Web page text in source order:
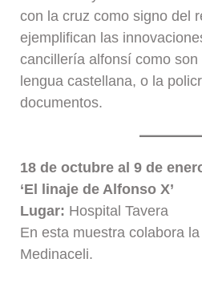
con la cruz como signo del
ejemplifican las
cancillería alfonsí como
lengua castellana, o la
documentos.
18 de octubre al 9 de
‘El linaje de Alfonso X’
Lugar: Hospital Tavera
En esta muestra colabora
Medinaceli.